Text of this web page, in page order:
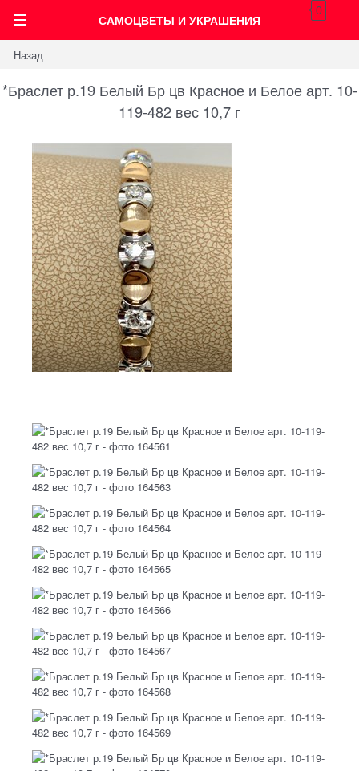
САМОЦВЕТЫ И УКРАШЕНИЯ
0
Назад
*Браслет р.19 Белый Бр цв Красное и Белое арт. 10-
119-482 вес 10,7 г